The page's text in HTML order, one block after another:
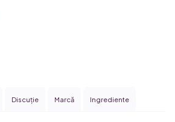
Discuţie Marcă Ingrediente